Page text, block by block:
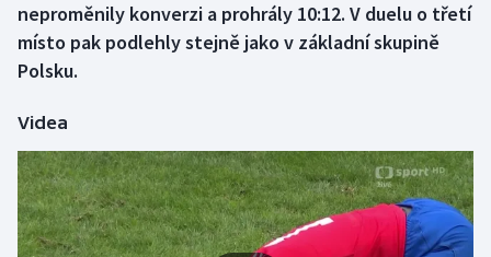
Florbal
Futsal
Golf
Gymnastika
Házená
neproměnily konverzi a prohrály 10:12. V duelu o třetí
místo pak podlehly stejně jako v základní skupině
Polsku.
Videa